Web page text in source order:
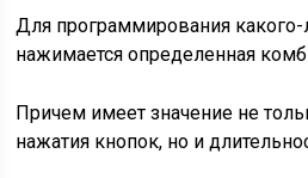
Для программирования
нажимается определенная
Причем имеет значение не
нажатия кнопок, но и